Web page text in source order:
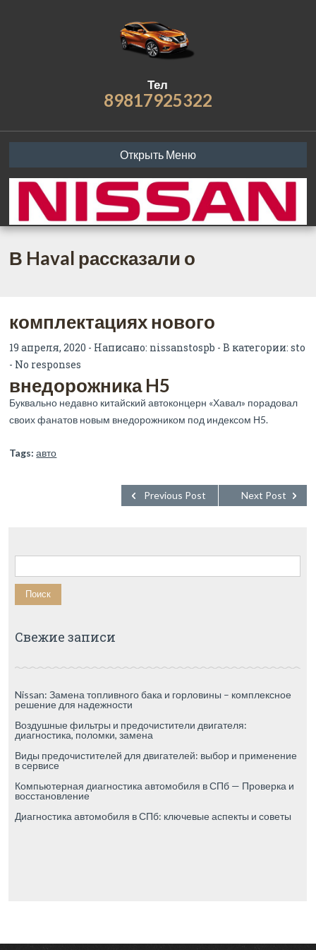
Тел
89817925322
Открыть Меню
В Haval рассказали о
комплектациях нового
внедорожника H5
19 апреля, 2020 - Написано: nissanstospb - В категории:sto
- No responses
Буквально недавно китайский автоконцерн «Хавал» порадовал
своих фанатов новым внедорожником под индексом Н5.
Tags: авто
Next Post
Previous Post
Найти:
Свежие записи
Nissan: Замена топливного бака и горловины – комплексное
решение для надежности
Воздушные фильтры и предочистители двигателя:
диагностика, поломки, замена
Виды предочистителей для двигателей: выбор и применение
в сервисе
Компьютерная диагностика автомобиля в СПб — Проверка и
восстановление
Диагностика автомобиля в СПб: ключевые аспекты и советы